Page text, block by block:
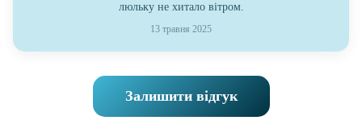
люльку не хитало вітром.
13 травня 2025
Залишити відгук